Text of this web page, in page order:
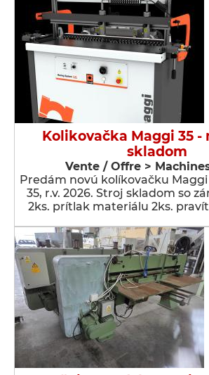
Kolikovačka Maggi 35 -
skladom
Vente / Offre >
Predám novú kolíkovačku
35, r.v. 2026. Stroj skladom so
2ks. prítlak materiálu 2ks.